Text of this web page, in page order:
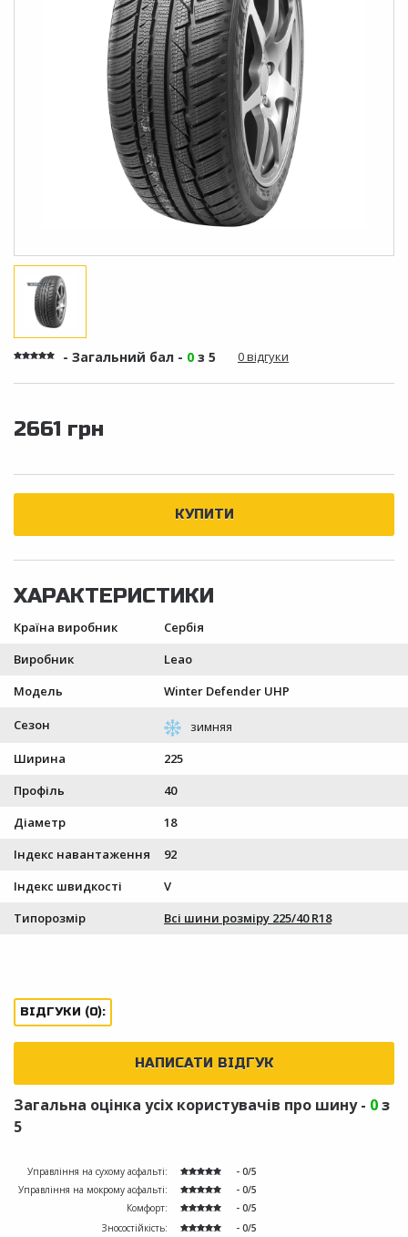
- Загальний бал - 0 з 5 0 відгуки
2661 грн
Країна виробник
Сербія
Виробник
Leao
Модель
Winter Defender UHP
Сезон
Ширина
225
Профіль
40
Діаметр
18
Індекс навантаження
92
Індекс швидкості
V
Типорозмір
Всі шини розміру 225/40 R18
ВІДГУКИ (0):
НАПИСАТИ ВІДГУК
Загальна оцінка усіх користувачів про шину - 0з
5
Управління на сухому асфальті:
- 0/5
Управління на мокрому асфальті:
- 0/5
Комфорт:
- 0/5
Зносостійкість:
- 0/5